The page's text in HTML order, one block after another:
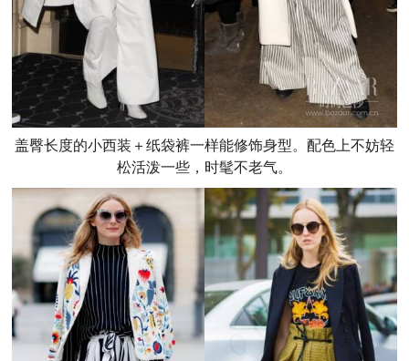
盖臀长度的小西装＋纸袋裤一样能修饰身型。配色上不妨轻
松活泼一些，时髦不老气。